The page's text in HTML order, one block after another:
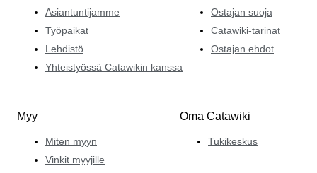
Asiantuntijamme
Työpaikat
Lehdistö
Yhteistyössä Catawikin kanssa
Ostajan suoja
Catawiki-tarinat
Ostajan ehdot
Myy
Miten myyn
Vinkit myyjille
Oma Catawiki
Tukikeskus